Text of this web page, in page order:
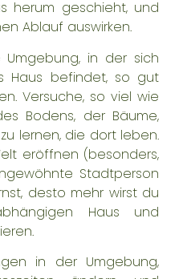
herum geschieht, und
Ablauf auswirken.
in der sich
Haus befindet, so gut
Versuche, so viel wie
Bodens, der Bäume,
lernen, die dort leben.
eröffnen (besonders,
Stadtperson
desto mehr wirst du
Haus und
in der Umgebung,